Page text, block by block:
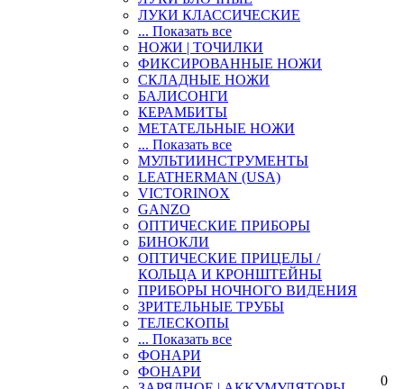
ЛУКИ КЛАССИЧЕСКИЕ
... Показать все
НОЖИ | ТОЧИЛКИ
ФИКСИРОВАННЫЕ НОЖИ
СКЛАДНЫЕ НОЖИ
БАЛИСОНГИ
КЕРАМБИТЫ
МЕТАТЕЛЬНЫЕ НОЖИ
... Показать все
МУЛЬТИИНСТРУМЕНТЫ
LEATHERMAN (USA)
VICTORINOX
GANZO
ОПТИЧЕСКИЕ ПРИБОРЫ
БИНОКЛИ
ОПТИЧЕСКИЕ ПРИЦЕЛЫ /
КОЛЬЦА И КРОНШТЕЙНЫ
ПРИБОРЫ НОЧНОГО ВИДЕНИЯ
ЗРИТЕЛЬНЫЕ ТРУБЫ
ТЕЛЕСКОПЫ
... Показать все
ФОНАРИ
ФОНАРИ
0